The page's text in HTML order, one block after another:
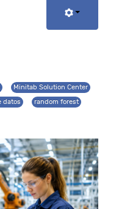
Minitab Solution Center
datos
random forest